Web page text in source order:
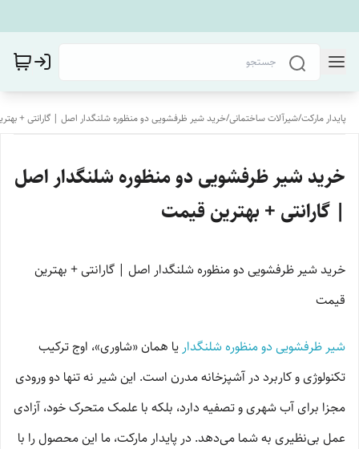
پایدار مارکت/شیرآلات ساختمانی/خرید شیر ظرفشویی دو منظوره شلنگدار اصل | گارانتی +
خرید شیر ظرفشویی دو منظوره شلنگدار اصل
| گارانتی + بهترین قیمت
خرید شیر ظرفشویی دو منظوره شلنگدار اصل | گارانتی + بهترین
قیمت
شیر ظرفشویی دو منظوره شلنگدار یا همان «شاوری»، اوج ترکیب
تکنولوژی و کاربرد در آشپزخانه مدرن است. این شیر نه تنها دو ورودی
مجزا برای آب شهری و تصفیه دارد، بلکه با علمک متحرک خود، آزادی
عمل بی‌نظیری به شما می‌دهد. در پایدار مارکت، ما این محصول را با